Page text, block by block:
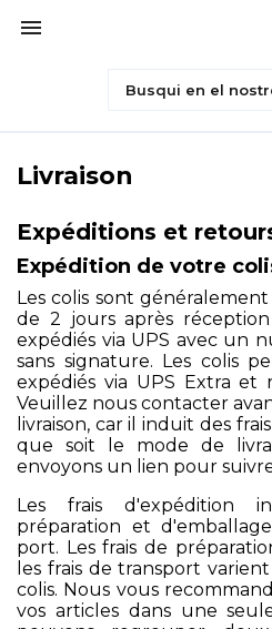

Livraison
Expéditions et
Expédition de votre
Les colis sont
de 2 jours après
expédiés via UPS avec un
sans signature. Les colis
expédiés via UPS Extra et
Veuillez nous contacter
livraison, car il induit des
que soit le mode de
envoyons un lien pour
Les frais d'expédition
préparation et
port. Les frais de
les frais de transport
colis. Nous vous
vos articles dans une